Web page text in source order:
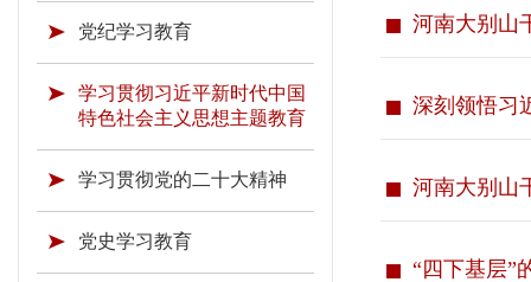
党纪学习教育
学习贯彻习近平新时代中国
特色社会主义思想主题教育
学习贯彻党的二十大精神
党史学习教育
河南大别山干
深刻领悟习
河南大别山干
“四下基层”